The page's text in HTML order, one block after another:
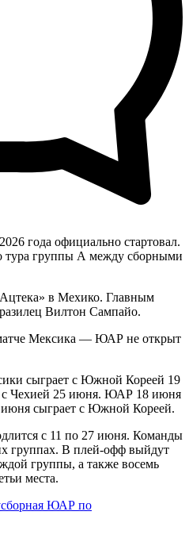
года официально стартовал.
тура группы А между сборными
в Мехико. Главным
Вилтон Сампайо.
Мексика — ЮАР не открыт
сыграет с Южной Кореей 19
с Чехией 25 июня. ЮАР 18 июня
июня сыграет с Южной Кореей.
с 11 по 27 июня. Команды
группах. В плей-офф выйдут
группы, а также восемь
места.
сборная ЮАР по